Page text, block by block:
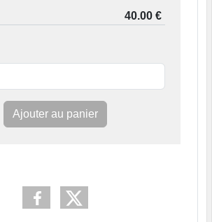
Ajouter au panier